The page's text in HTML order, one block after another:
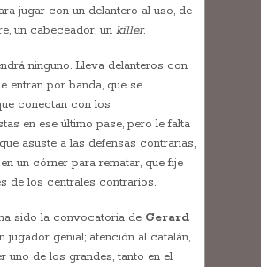
jugar con un delantero al uso, de
un cabeceador, un killer.
ninguno. Lleva delanteros con
entran por banda, que se
conectan con los
en ese último pase, pero le falta
asuste a las defensas contrarias,
un córner para rematar, que fije
de los centrales contrarios.
sido la convocatoria de Gerard
jugador genial; atención al catalán,
uno de los grandes, tanto en el